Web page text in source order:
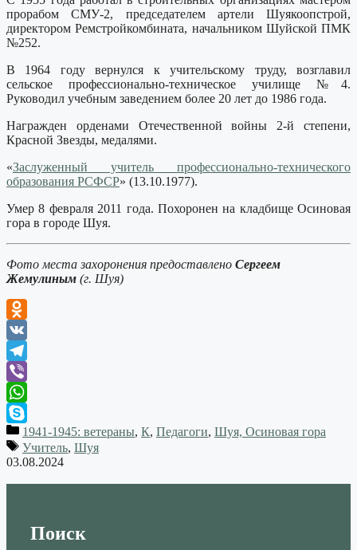
прорабом СМУ-2, председателем артели Шуякоопстрой,
директором Ремстройкомбината, начальником Шуйской ПМК
№252.
В 1964 году вернулся к учительскому труду, возглавил
сельское профессионально-техническое училище №4.
Руководил учебным заведением более 20 лет до 1986 года.
Награжден орденами Отечественной войны 2-й степени,
Красной Звезды, медалями.
«Заслуженный учитель профессионально-технического
образования РСФСР» (13.10.1977).
Умер 8 февраля 2011 года. Похоронен на кладбище Осиновая
гора в городе Шуя.
Фото места захоронения предоставлено Сергеем
Жемулиным (г. Шуя)
Odnoklassniki
VK
Telegram
Viber
WhatsApp
Skype1941-1945: ветераны, К, Педагоги, Шуя, Осиновая гора
Учитель, Шуя
03.08.2024
Поиск